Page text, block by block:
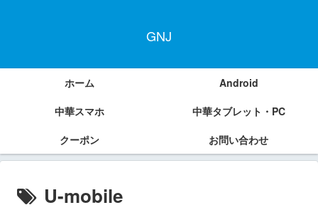
GNJ
ホーム
Android
中華スマホ
中華タブレット・PC
クーポン
お問い合わせ
U-mobile